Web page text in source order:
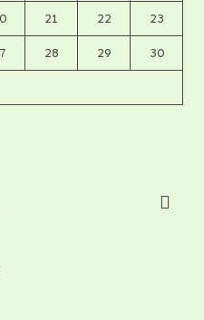
21 22 23
28 29 30